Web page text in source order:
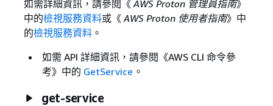
如需詳細資訊，請參閱《 AWS Proton 管理員指南》
中的檢視服務資料或《AWS Proton 使用者指南》中
的檢視服務資料。
如需 API 詳細資訊，請參閱《AWS CLI 命令參
考》 中的 GetService 。
get-service